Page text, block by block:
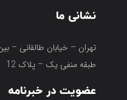
نشانی ما
تهران – خیابان طالقانی –
طبقه منفی یک – پلاک 12
عضویت در خبرنامه